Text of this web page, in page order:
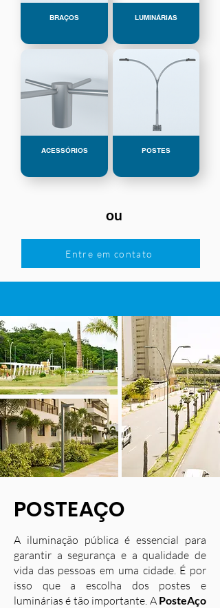
BRAÇOS LUMINÁRIAS
ACESSÓRIOS POSTES
ou
Entre em contato
POSTEAÇO
A iluminação pública é essencial para
garantir a segurança e a qualidade de
vida das pessoas em uma cidade. É por
isso que a escolha dos postes e
luminárias é tão importante. A PosteAço